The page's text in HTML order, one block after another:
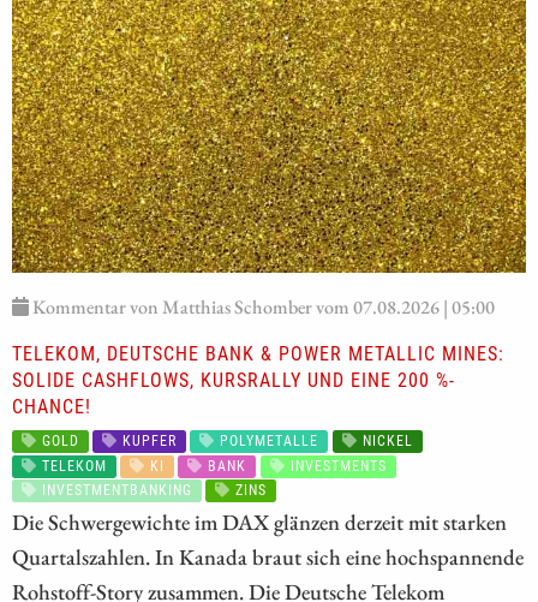
Kommentar von Matthias Schomber vom 07.08.2026 | 05:00
TELEKOM, DEUTSCHE BANK & POWER METALLIC MINES:
SOLIDE CASHFLOWS, KURSRALLY UND EINE 200 %-
CHANCE!
GOLD KUPFER POLYMETALLE
NICKEL
TELEKOM
KI BANK
INVESTMENTS
INVESTMENTBANKING
ZINS
Die Schwergewichte im DAX glänzen derzeit mit starken
Quartalszahlen. In Kanada braut sich eine hochspannende
Rohstoff-Story zusammen. Die Deutsche Telekom